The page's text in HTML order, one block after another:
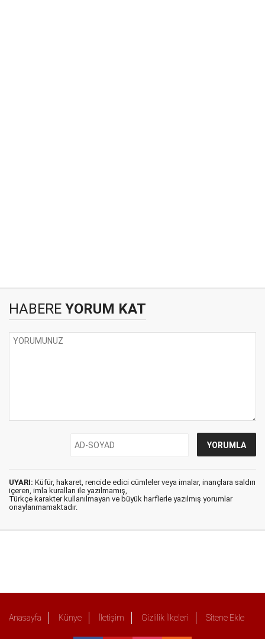
HABERE YORUM KAT
UYARI: Küfür, hakaret, rencide edici cümleler veya imalar, inançlara saldırı
içeren, imla kuralları ile yazılmamış,
Türkçe karakter kullanılmayan ve büyük harflerle yazılmış yorumlar
onaylanmamaktadır.
Anasayfa Künye İletişim Gizlilik İlkeleri Sitene Ekle